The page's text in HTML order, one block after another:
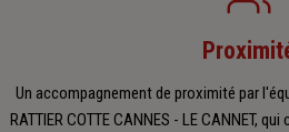
Un accompagnement de proximité par
RATTIER COTTE CANNES - LE CANNET,